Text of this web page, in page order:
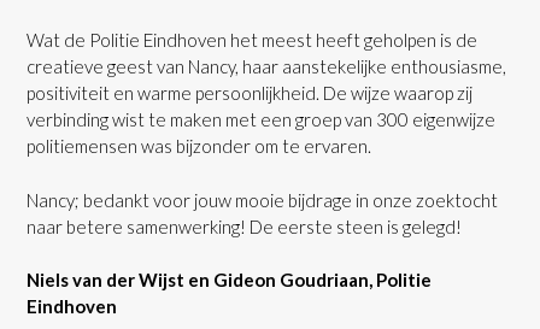
Wat de Politie Eindhoven het meest heeft geholpen is de
creatieve geest van Nancy, haar aanstekelijke enthousiasme,
positiviteit en warme persoonlijkheid. De wijze waarop zij
verbinding wist te maken met een groep van 300 eigenwijze
politiemensen was bijzonder om te ervaren.
Nancy; bedankt voor jouw mooie bijdrage in onze zoektocht
naar betere samenwerking! De eerste steen is gelegd!
Niels van der Wijst en Gideon Goudriaan, Politie
Eindhoven